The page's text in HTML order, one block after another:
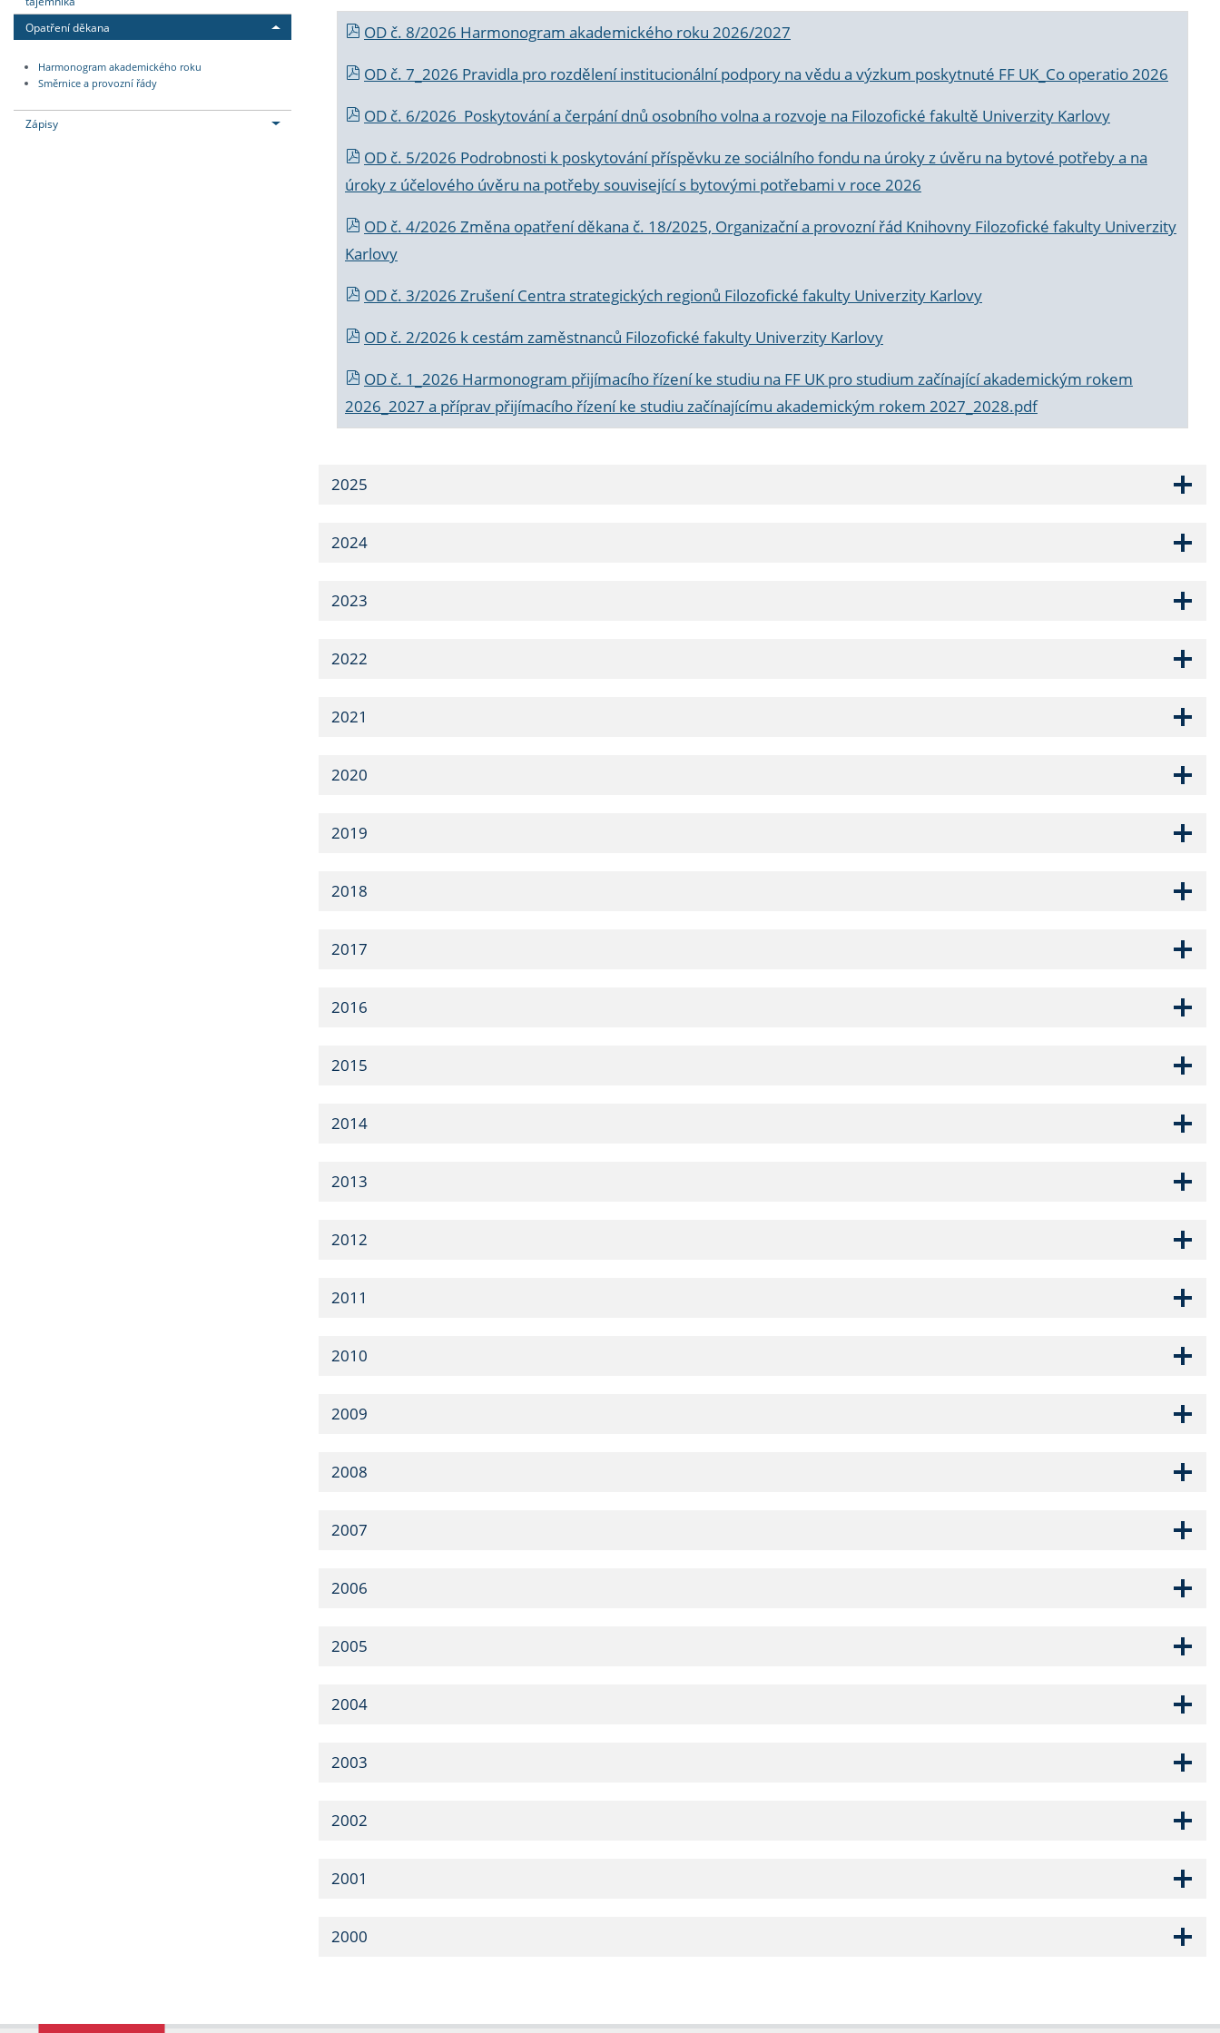
Opatření děkana
Harmonogram akademického roku
Směrnice a provozní řády
Zápisy
OD č. 8/2026 Harmonogram akademického roku 2026/2027
OD č. 7_2026 Pravidla pro rozdělení institucionální podpory na vědu a výzkum poskytnuté FF UK_Co operatio 2026
OD č. 6/2026 Poskytování a čerpání dnů osobního volna a rozvoje na Filozofické fakultě Univerzity Karlovy
OD č. 5/2026 Podrobnosti k poskytování příspěvku ze sociálního fondu na úroky z úvěru na bytové potřeby a na
úroky z účelového úvěru na potřeby související s bytovými potřebami v roce 2026
OD č. 4/2026 Změna opatření děkana č. 18/2025, Organizační a provozní řád Knihovny Filozofické fakulty Univerzity
Karlovy
OD č. 3/2026 Zrušení Centra strategických regionů Filozofické fakulty Univerzity Karlovy
OD č. 2/2026 k cestám zaměstnanců Filozofické fakulty Univerzity Karlovy
OD č. 1_2026 Harmonogram přijímacího řízení ke studiu na FF UK pro studium začínající akademickým rokem
2026_2027 a příprav přijímacího řízení ke studiu začínajícímu akademickým rokem 2027_2028.pdf
2025
2024
2023
2022
2021
2020
2019
2018
2017
2016
2015
2014
2013
2012
2011
2010
2009
2008
2007
2006
2005
2004
2003
2002
2001
2000